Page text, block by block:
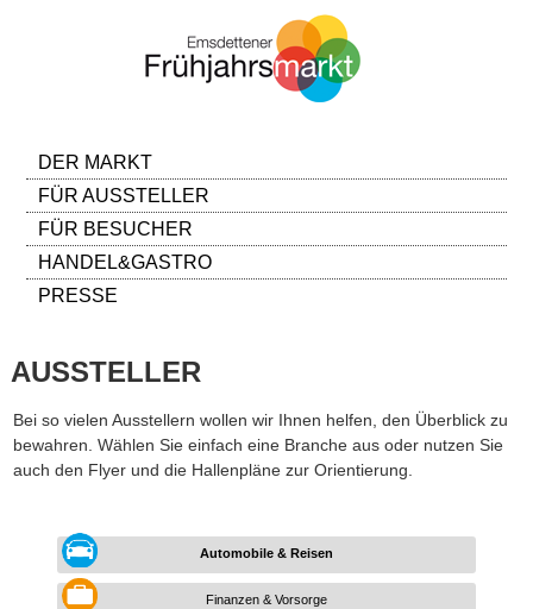
DER MARKT
FÜR AUSSTELLER
FÜR BESUCHER
HANDEL&GASTRO
PRESSE
AUSSTELLER
Bei so vielen Ausstellern wollen wir Ihnen helfen, den Überblick zu
bewahren. Wählen Sie einfach eine Branche aus oder nutzen Sie
auch den Flyer und die Hallenpläne zur Orientierung.
Automobile & Reisen
Finanzen & Vorsorge